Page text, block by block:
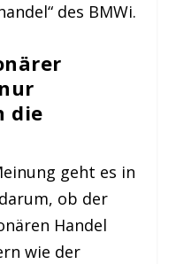
des BMWi.
die
geht es in
ob der
Handel
wie der